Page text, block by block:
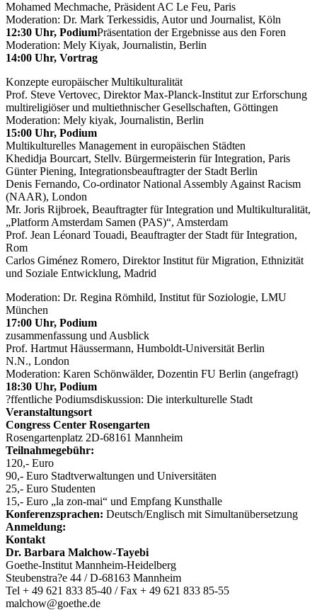
Mohamed Mechmache, Präsident AC Le Feu, Paris
Moderation: Dr. Mark Terkessidis, Autor und Journalist, Köln
12:30 Uhr, PodiumPräsentation der Ergebnisse aus den Foren
Moderation: Mely Kiyak, Journalistin, Berlin
14:00 Uhr, Vortrag
Konzepte europäischer Multikulturalität
Prof. Steve Vertovec, Direktor Max-Planck-Institut zur Erforschung
multireligiöser und multiethnischer Gesellschaften, Göttingen
Moderation: Mely kiyak, Journalistin, Berlin
15:00 Uhr, Podium
Multikulturelles Management in europäischen Städten
Khedidja Bourcart, Stellv. Bürgermeisterin für Integration, Paris
Günter Piening, Integrationsbeauftragter der Stadt Berlin
Denis Fernando, Co-ordinator National Assembly Against Racism
(NAAR), London
Mr. Joris Rijbroek, Beauftragter für Integration und Multikulturalität,
„Platform Amsterdam Samen (PAS)“, Amsterdam
Prof. Jean Léonard Touadi, Beauftragter der Stadt für Integration,
Rom
Carlos Giménez Romero, Direktor Institut für Migration, Ethnizität
und Soziale Entwicklung, Madrid
Moderation: Dr. Regina Römhild, Institut für Soziologie, LMU
München
17:00 Uhr, Podium
zusammenfassung und Ausblick
Prof. Hartmut Häussermann, Humboldt-Universität Berlin
N.N., London
Moderation: Karen Schönwälder, Dozentin FU Berlin (angefragt)
18:30 Uhr, Podium
?ffentliche Podiumsdiskussion: Die interkulturelle Stadt
Veranstaltungsort
Congress Center Rosengarten
Rosengartenplatz 2D-68161 Mannheim
Teilnahmegebühr:
120,- Euro
90,- Euro Stadtverwaltungen und Universitäten
25,- Euro Studenten
15,- Euro „la zon-mai“ und Empfang Kunsthalle
Konferenzsprachen: Deutsch/Englisch mit Simultanübersetzung
Anmeldung:
Kontakt
Dr. Barbara Malchow-Tayebi
Goethe-Institut Mannheim-Heidelberg
Steubenstra?e 44 / D-68163 Mannheim
Tel + 49 621 833 85-40 / Fax + 49 621 833 85-55
malchow@goethe.de